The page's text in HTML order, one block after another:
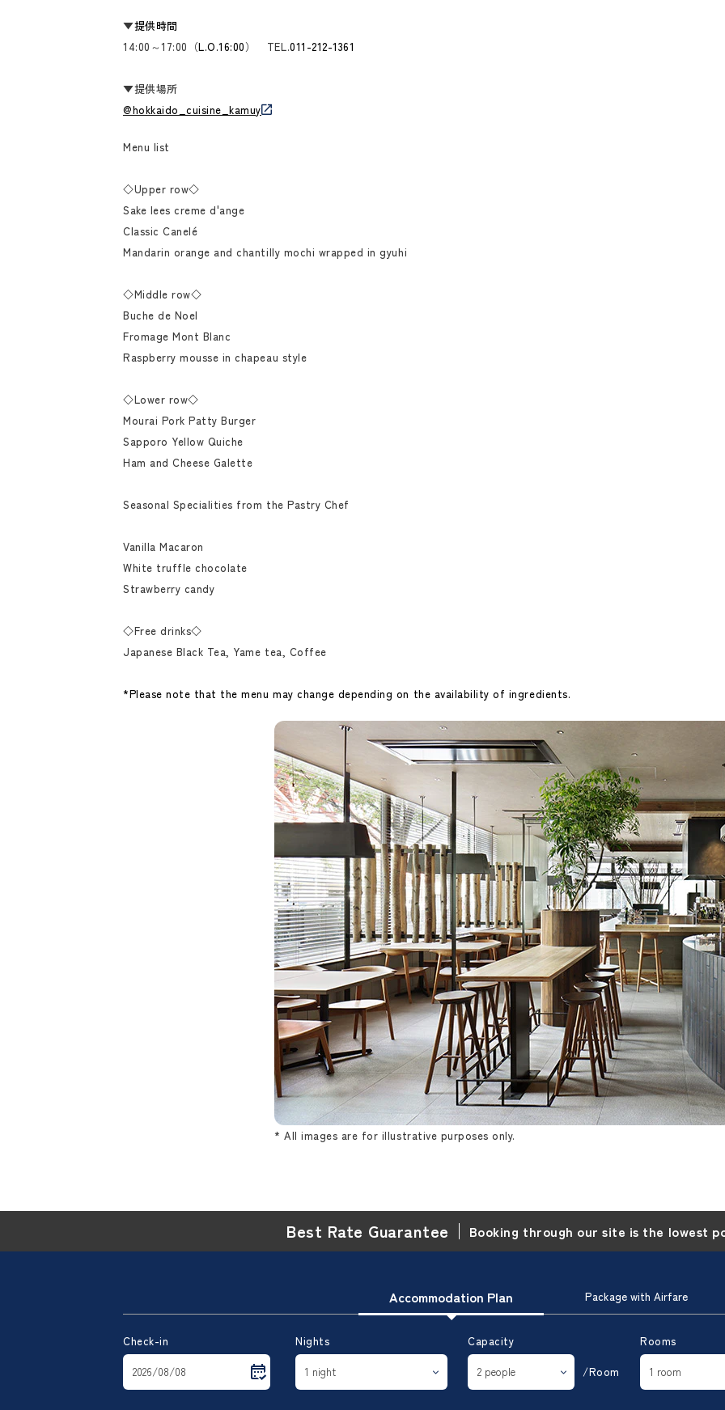
▼提供時間
14:00～17:00（L.O.16:00） TEL.011-212-1361
▼提供場所
@hokkaido_cuisine_kamuy
Menu list
◇Upper row◇
Sake lees creme d'ange
Classic Canelé
Mandarin orange and chantilly mochi wrapped in gyuhi
◇Middle row◇
Buche de Noel
Fromage Mont Blanc
Raspberry mousse in chapeau style
◇Lower row◇
Mourai Pork Patty Burger
Sapporo Yellow Quiche
Ham and Cheese Galette
Seasonal Specialities from the Pastry Chef
Vanilla Macaron
White truffle chocolate
Strawberry candy
◇Free drinks◇
Japanese Black Tea, Yame tea, Coffee
*Please note that the menu may change depending on the availability of ingredients.
* All images are for illustrative purposes only.
Best Rate Guarantee Booking through our site is the lowest
Accommodation Plan Package with Airfare
Check-in Nights
Capacity
/Room
Rooms